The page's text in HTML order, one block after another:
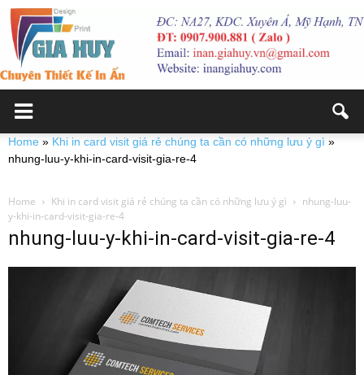
Home » Khi in card visit giá rẻ chúng ta cần có những lưu ý gì »
nhung-luu-y-khi-in-card-visit-gia-re-4
Home Khi in card visit giá rẻ chúng ta cần có những lưu ý gì
nhung-luu-
y-khi-in-card-visit-gia-re-4
nhung-luu-y-khi-in-card-visit-gia-re-4